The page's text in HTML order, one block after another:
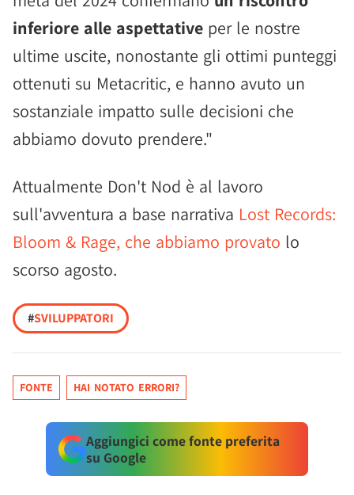
inferiore alle aspettative per le nostre
ultime uscite, nonostante gli ottimi punteggi
ottenuti su Metacritic, e hanno avuto un
sostanziale impatto sulle decisioni che
abbiamo dovuto prendere."
Attualmente Don't Nod è al lavoro
sull'avventura a base narrativa Lost Records:
Bloom & Rage, che abbiamo provato lo
scorso agosto.
#SVILUPPATORI
FONTE HAI NOTATO ERRORI?
Aggiungici come fonte preferita
su Google